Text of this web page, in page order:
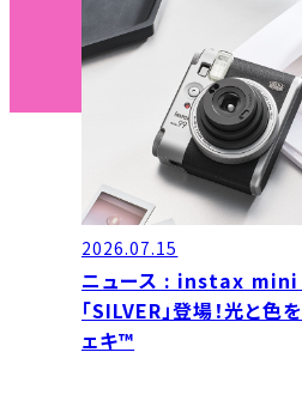
2026.07.15
ニュース : instax mini
「SILVER」登場！光と色
ェキ™